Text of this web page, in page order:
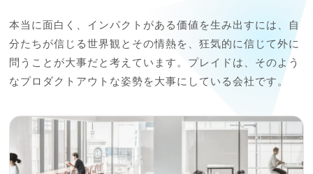
本当に面白く、インパクトがある価値を生み出すには、自
分たちが信じる世界観とその情熱を、狂気的に信じて外に
問うことが大事だと考えています。プレイドは、そのよう
なプロダクトアウトな姿勢を大事にしている会社です。